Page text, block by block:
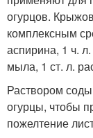
огурцов.
комплексным
аспирина, 1 ч.
мыла, 1 ст. л.
Раствором
огурцы, чтобы
пожелтение